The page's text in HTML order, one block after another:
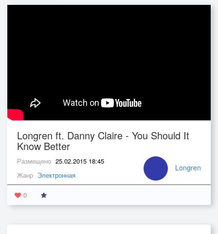
Longren ft. Danny Claire - You Should It
Know Better
Longren
Размещено 25.02.2015 18:45
Жанр Электронная
0